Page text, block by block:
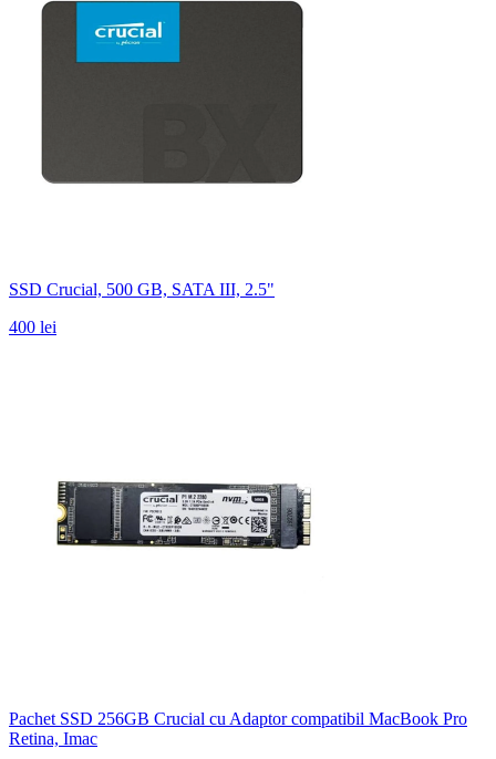
SSD Crucial, 500 GB, SATA III, 2.5"
400 lei
Pachet SSD 256GB Crucial cu Adaptor compatibil MacBook Pro
Retina, Imac